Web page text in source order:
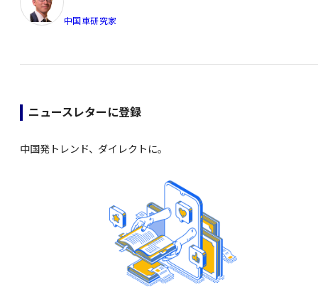
中国車研究家
ニュースレターに登録
中国発トレンド、ダイレクトに。